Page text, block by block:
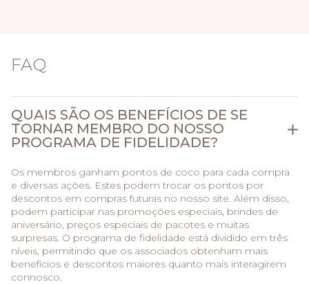
FAQ
QUAIS SÃO OS BENEFÍCIOS DE SE
TORNAR MEMBRO DO NOSSO
PROGRAMA DE FIDELIDADE?
Os membros ganham pontos de coco para cada compra
e diversas ações. Estes podem trocar os pontos por
descontos em compras futuras no nosso site. Além disso,
podem participar nas promoções especiais, brindes de
aniversário, preços especiais de pacotes e muitas
surpresas. O programa de fidelidade está dividido em três
níveis, permitindo que os associados obtenham mais
benefícios e descontos maiores quanto mais interagirem
connosco.